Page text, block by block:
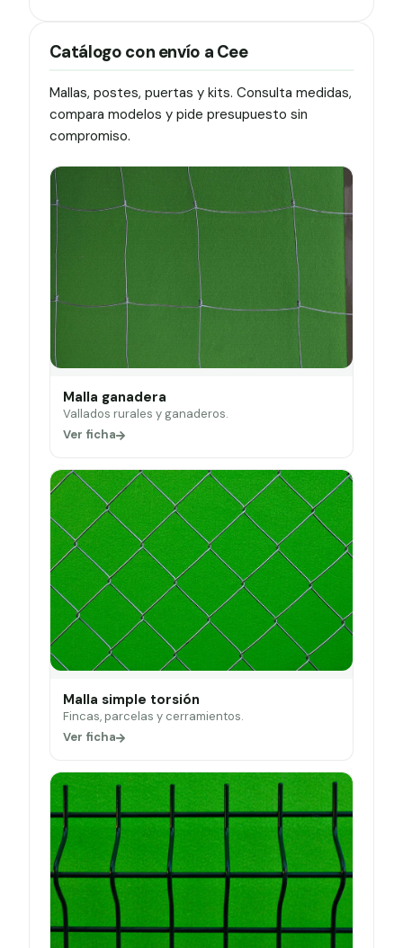
Catálogo con envío a Cee
Mallas, postes, puertas y kits. Consulta medidas,
compara modelos y pide presupuesto sin
compromiso.
Malla ganadera
Vallados rurales y ganaderos.
Ver ficha
Malla simple torsión
Fincas, parcelas y cerramientos.
Ver ficha